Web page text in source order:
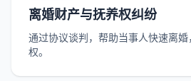
离婚财产与抚养权纠纷
通过协议谈判，帮助当事人快速离
权。